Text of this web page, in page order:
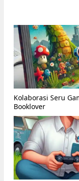
Kolaborasi Seru
Booklover